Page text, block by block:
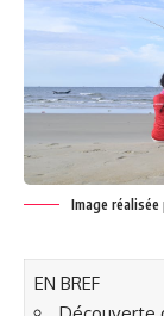
Image
EN BREF